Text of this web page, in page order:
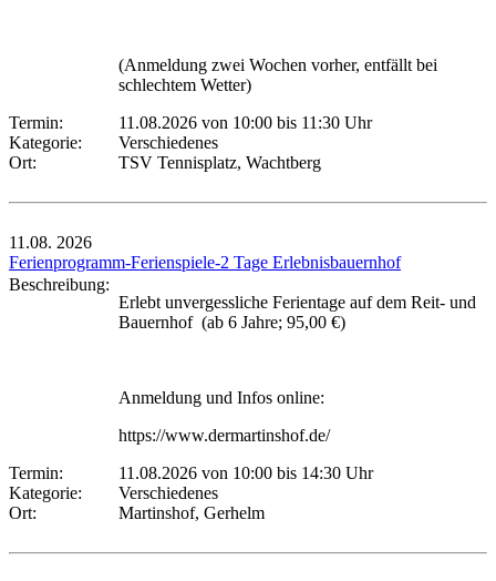
(Anmeldung zwei Wochen vorher, entfällt bei
schlechtem Wetter)
Termin:
11.08.2026 von 10:00 bis 11:30 Uhr
Kategorie:
Verschiedenes
Ort:
TSV Tennisplatz, Wachtberg
11.08. 2026
Ferienprogramm-Ferienspiele-2 Tage Erlebnisbauernhof
Beschreibung:
Erlebt unvergessliche Ferientage auf dem Reit- und
Bauernhof (ab 6 Jahre; 95,00 €)
Anmeldung und Infos online:
https://www.dermartinshof.de/
Termin:
11.08.2026 von 10:00 bis 14:30 Uhr
Kategorie:
Verschiedenes
Ort:
Martinshof, Gerhelm